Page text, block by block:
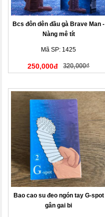
Bcs đôn dên đầu gà Brave Man -
Nàng mê tít
Mã SP: 1425
250,000đ 320,000₫
Bao cao su đeo ngón tay G-spot
gân gai bi